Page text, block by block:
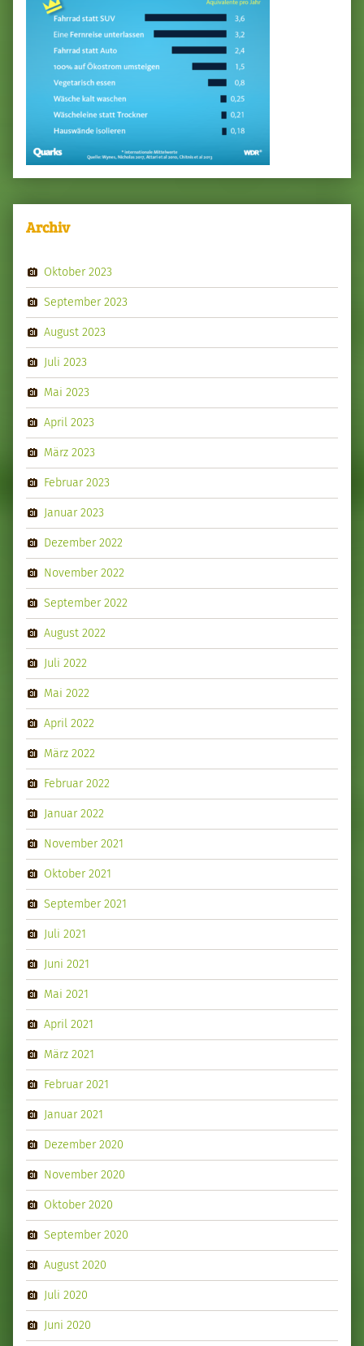
Archiv
Oktober 2023
September 2023
August 2023
Juli 2023
Mai 2023
April 2023
März 2023
Februar 2023
Januar 2023
Dezember 2022
November 2022
September 2022
August 2022
Juli 2022
Mai 2022
April 2022
März 2022
Februar 2022
Januar 2022
November 2021
Oktober 2021
September 2021
Juli 2021
Juni 2021
Mai 2021
April 2021
März 2021
Februar 2021
Januar 2021
Dezember 2020
November 2020
Oktober 2020
September 2020
August 2020
Juli 2020
Juni 2020